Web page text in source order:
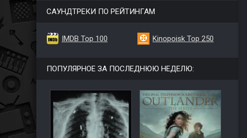
САУНДТРЕКИ ПО РЕЙТИНГАМ
IMDB Top 100 Kinopoisk Top 250
ПОПУЛЯРНОЕ ЗА ПОСЛЕДНЮЮ НЕДЕЛЮ: